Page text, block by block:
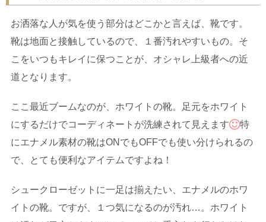
お洒落な人が気を使う部分はどこかと言えば、靴です。
靴は地面と接触しているので、１番汚れやすいもの。そ
こをいつもキレイに保つことが、オシャレ上級者への近
道となります。
ここ最近ブームなのが、ホワイトの靴。足元をホワイト
にするだけでコーディネートが洗練されて見えます
特
にエナメル素材の靴はONでもOFFでも使い分けられるの
で、とても便利なアイテムですよね！
シュークローゼットに一足は揃えたい、エナメルのホワ
イトの靴。ですが、１つ気になるのが汚れ…。ホワイト